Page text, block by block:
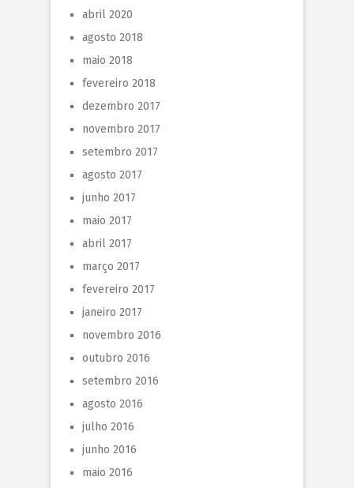
abril 2020
agosto 2018
maio 2018
fevereiro 2018
dezembro 2017
novembro 2017
setembro 2017
agosto 2017
junho 2017
maio 2017
abril 2017
março 2017
fevereiro 2017
janeiro 2017
novembro 2016
outubro 2016
setembro 2016
agosto 2016
julho 2016
junho 2016
maio 2016